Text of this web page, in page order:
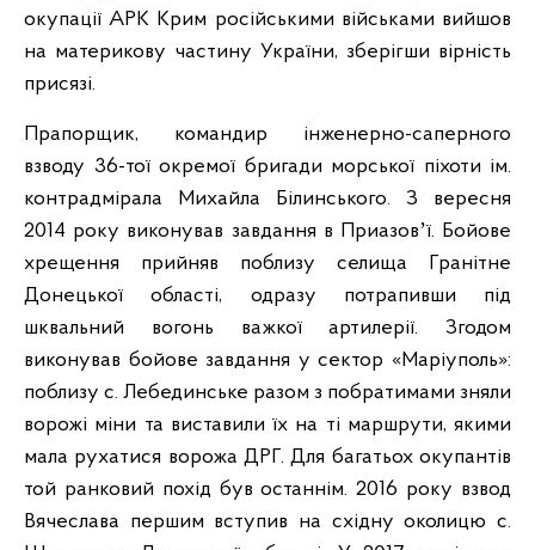
окупації АРК Крим російськими військами вийшов
на материкову частину України, зберігши вірність
присязі.
Прапорщик, командир інженерно-саперного
взводу 36-тої окремої бригади морської піхоти ім.
контрадмірала Михайла Білинського. З вересня
2014 року виконував завдання в Приазовʼї. Бойове
хрещення прийняв поблизу селища Гранітне
Донецької області, одразу потрапивши під
шквальний вогонь важкої артилерії. Згодом
виконував бойове завдання у сектор «Маріуполь»:
поблизу с. Лебединське разом з побратимами зняли
ворожі міни та виставили їх на ті маршрути, якими
мала рухатися ворожа ДРГ. Для багатьох окупантів
той ранковий похід був останнім. 2016 року взвод
Вячеслава першим вступив на східну околицю с.